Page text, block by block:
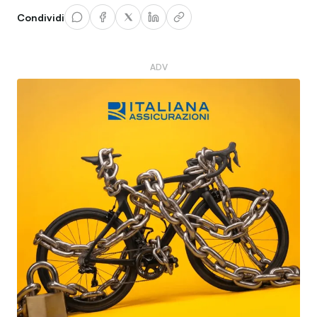
Condividi
ADV